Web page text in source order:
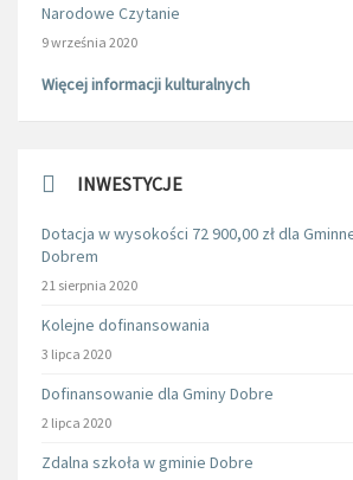
Narodowe Czytanie
9 września 2020
Więcej informacji kulturalnych
INWESTYCJE
Dotacja w wysokości 72 900,00 zł dla
Dobrem
21 sierpnia 2020
Kolejne dofinansowania
3 lipca 2020
Dofinansowanie dla Gminy Dobre
2 lipca 2020
Zdalna szkoła w gminie Dobre